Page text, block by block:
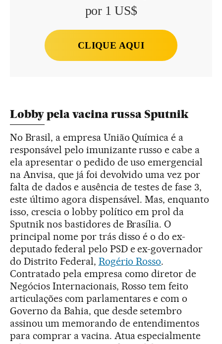
por 1 US$
CLIQUE AQUI
Lobby pela vacina russa Sputnik
No Brasil, a empresa União Química é a
responsável pelo imunizante russo e cabe a
ela apresentar o pedido de uso emergencial
na Anvisa, que já foi devolvido uma vez por
falta de dados e ausência de testes de fase 3,
este último agora dispensável. Mas, enquanto
isso, crescia o lobby político em prol da
Sputnik nos bastidores de Brasília. O
principal nome por trás disso é o do ex-
deputado federal pelo PSD e ex-governador
do Distrito Federal, Rogério Rosso.
Contratado pela empresa como diretor de
Negócios Internacionais, Rosso tem feito
articulações com parlamentares e com o
Governo da Bahia, que desde setembro
assinou um memorando de entendimentos
para comprar a vacina. Atua especialmente